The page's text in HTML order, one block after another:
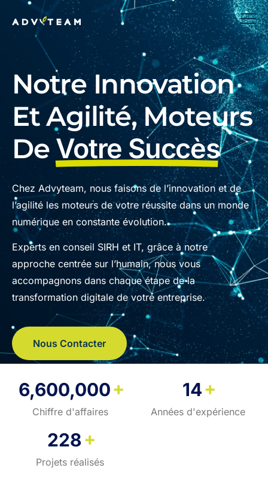
Notre Innovation
Et Agilité, Moteurs
De Votre Succès
Chez Advyteam, nous faisons de l’innovation et de
l’agilité les moteurs de votre réussite dans un monde
numérique en constante évolution.
Experts en conseil SIRH et IT, grâce à notre
approche centrée sur l’humain, nous vous
accompagnons dans chaque étape de la
transformation digitale de votre entreprise.
Nous Contacter
6,600,000+
Chiffre d'affaires
14+
Années d'expérience
228+
Projets réalisés